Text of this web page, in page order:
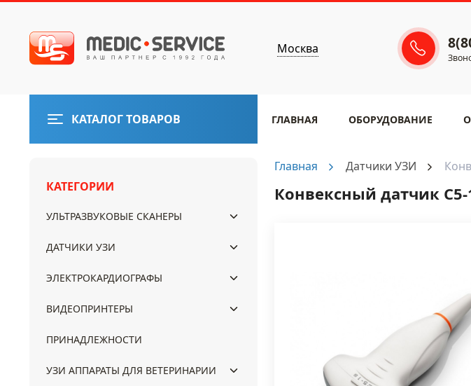
Москва
КАТАЛОГ ТОВАРОВ ГЛАВНАЯ ОБОРУДОВАНИЕ
КАТЕГОРИИ
УЛЬТРАЗВУКОВЫЕ СКАНЕРЫ
ДАТЧИКИ УЗИ
ЭЛЕКТРОКАРДИОГРАФЫ
ВИДЕОПРИНТЕРЫ
ПРИНАДЛЕЖНОСТИ
УЗИ АППАРАТЫ ДЛЯ ВЕТЕРИНАРИИ
Главная Датчики УЗИ
Конвексный датчик С5-